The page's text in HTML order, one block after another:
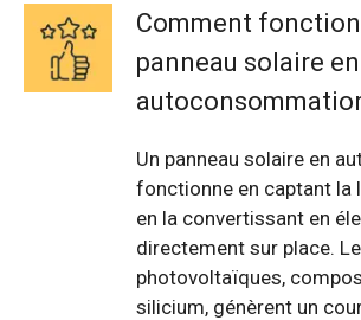
Comment
panneau solaire en
Un panneau solaire en
fonctionne en captant la
en la convertissant en
directement sur place.
photovoltaïques,
silicium, génèrent un